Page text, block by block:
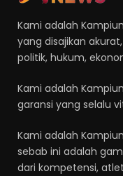
Kami adalah
yang disajikan
politik, hukum,
Kami adalah
garansi yang selalu
Kami adalah
sebab ini adalah
dari kompetensi,